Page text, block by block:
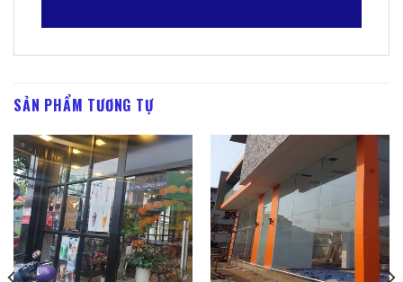
SẢN PHẨM TƯƠNG TỰ